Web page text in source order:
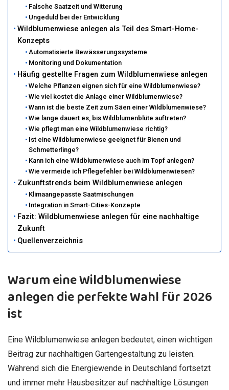
Falsche Saatzeit und Witterung
Ungeduld bei der Entwicklung
Wildblumenwiese anlegen als Teil des Smart-Home-
Konzepts
Automatisierte Bewässerungssysteme
Monitoring und Dokumentation
Häufig gestellte Fragen zum Wildblumenwiese anlegen
Welche Pflanzen eignen sich für eine Wildblumenwiese?
Wie viel kostet die Anlage einer Wildblumenwiese?
Wann ist die beste Zeit zum Säen einer Wildblumenwiese?
Wie lange dauert es, bis Wildblumenblüte auftreten?
Wie pflegt man eine Wildblumenwiese richtig?
Ist eine Wildblumenwiese geeignet für Bienen und
Schmetterlinge?
Kann ich eine Wildblumenwiese auch im Topf anlegen?
Wie vermeide ich Pflegefehler bei Wildblumenwiesen?
Zukunftstrends beim Wildblumenwiese anlegen
Klimaangepasste Saatmischungen
Integration in Smart-Cities-Konzepte
Fazit: Wildblumenwiese anlegen für eine nachhaltige
Zukunft
Quellenverzeichnis
Warum eine Wildblumenwiese
anlegen die perfekte Wahl für 2026
ist
Eine Wildblumenwiese anlegen bedeutet, einen wichtigen
Beitrag zur nachhaltigen Gartengestaltung zu leisten.
Während sich die Energiewende in Deutschland fortsetzt
und immer mehr Hausbesitzer auf nachhaltige Lösungen